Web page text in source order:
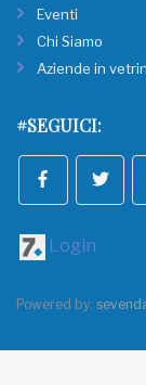
Eventi
Chi Siamo
Aziende in
#SEGUICI:
Login
Powered by: